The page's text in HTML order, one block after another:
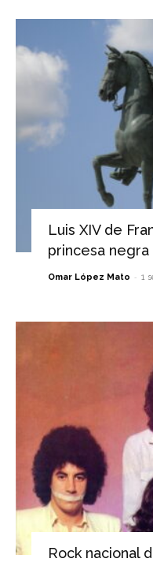
Luis XIV de
princesa negra
Omar López Mato - 1
Rock nacional